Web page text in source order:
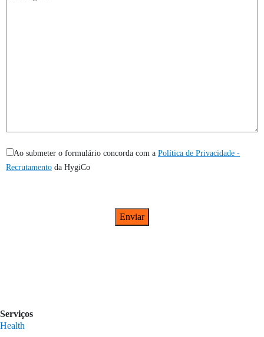
Ao submeter o formulário concorda com a Política de Privacidade -
Recrutamento da HygiCo
Serviços
Health